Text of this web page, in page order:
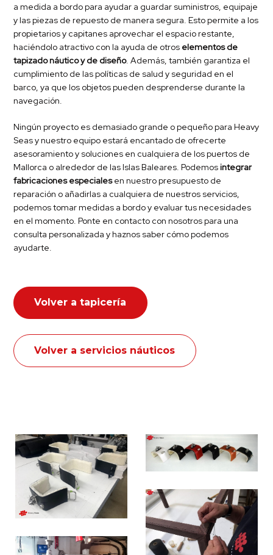
a medida a bordo para ayudar a guardar suministros, equipaje
y las piezas de repuesto de manera segura. Esto permite a los
propietarios y capitanes aprovechar el espacio restante,
haciéndolo atractivo con la ayuda de otros elementos de
tapizado náuticoy de diseño. Además, también garantiza el
cumplimiento de las políticas de salud y seguridad en el
barco, ya que los objetos pueden desprenderse durante la
navegación.
Ningún proyecto es demasiado grande o pequeño para Heavy
Seas y nuestro equipo estará encantado de ofrecerte
asesoramiento y soluciones en cualquiera de los puertos de
Mallorca o alrededor de las Islas Baleares. Podemosintegrar
fabricaciones especialesen nuestro presupuesto de
reparación o añadirlas a cualquiera de nuestros servicios,
podemos tomar medidas a bordo y evaluar tus necesidades
en el momento. Ponte en contacto con nosotros para una
consulta personalizada y haznos saber cómo podemos
ayudarte.
Volver a tapicería
Volver a servicios náuticos